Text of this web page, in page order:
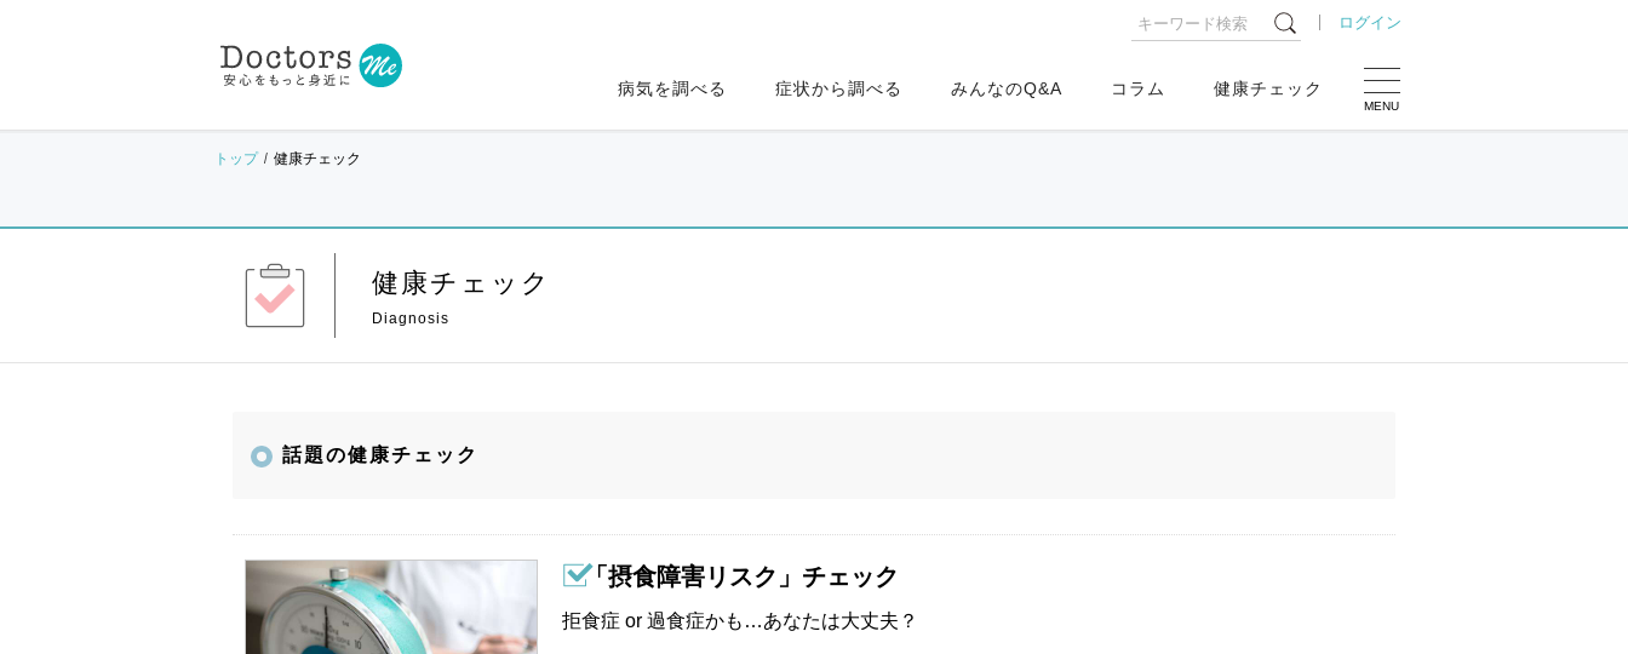
ログイン
MENU
病気を調べる 症状から調べる みんなのQ&A コラム 健康チェック
トップ 健康チェック
健康チェック
話題の健康チェック
「摂食障害リスク」チェック
拒食症 or 過食症かも…あなたは大丈夫？